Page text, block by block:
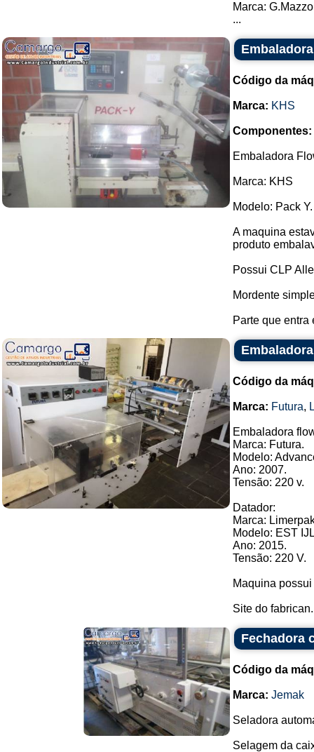
Marca:
...
Código da
Marca: KHS
Componentes:
Embaladora
Marca: KHS
Modelo: Pack Y.
A maquina
produto
Possui CLP
Mordente
Parte que entra
Código da
Marca: Futura,
Embaladora
Marca: Futura.
Modelo:
Ano: 2007.
Tensão: 220 v.
Datador:
Marca:
Modelo: EST
Ano: 2015.
Tensão: 220 V.
Maquina
Site do
Fechadora
Código da
Marca: Jemak
Seladora
Selagem da